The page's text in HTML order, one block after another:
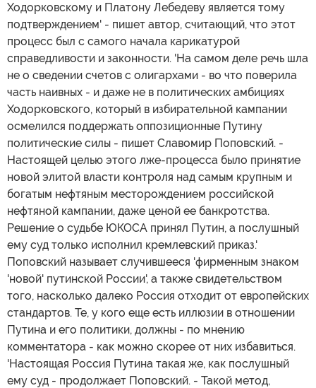
Ходорковскому и Платону Лебедеву является тому
подтверждением' - пишет автор, считающий, что этот
процесс был с самого начала карикатурой
справедливости и законности. 'На самом деле речь шла
не о сведении счетов с олигархами - во что поверила
часть наивных - и даже не в политических амбициях
Ходорковского, который в избирательной кампании
осмелился поддержать оппозиционные Путину
политические силы - пишет Славомир Поповский. -
Настоящей целью этого лже-процесса было принятие
новой элитой власти контроля над самым крупным и
богатым нефтяным месторождением российской
нефтяной кампании, даже ценой ее банкротства.
Решение о судьбе ЮКОСА принял Путин, а послушный
ему суд только исполнил кремлевский приказ.'
Поповский называет случившееся 'фирменным знаком
'новой' путинской России', а также свидетельством
того, насколько далеко Россия отходит от европейских
стандартов. Те, у кого еще есть иллюзии в отношении
Путина и его политики, должны - по мнению
комментатора - как можно скорее от них избавиться.
'Настоящая Россия Путина такая же, как послушный
ему суд - продолжает Поповский. - Такой метод,